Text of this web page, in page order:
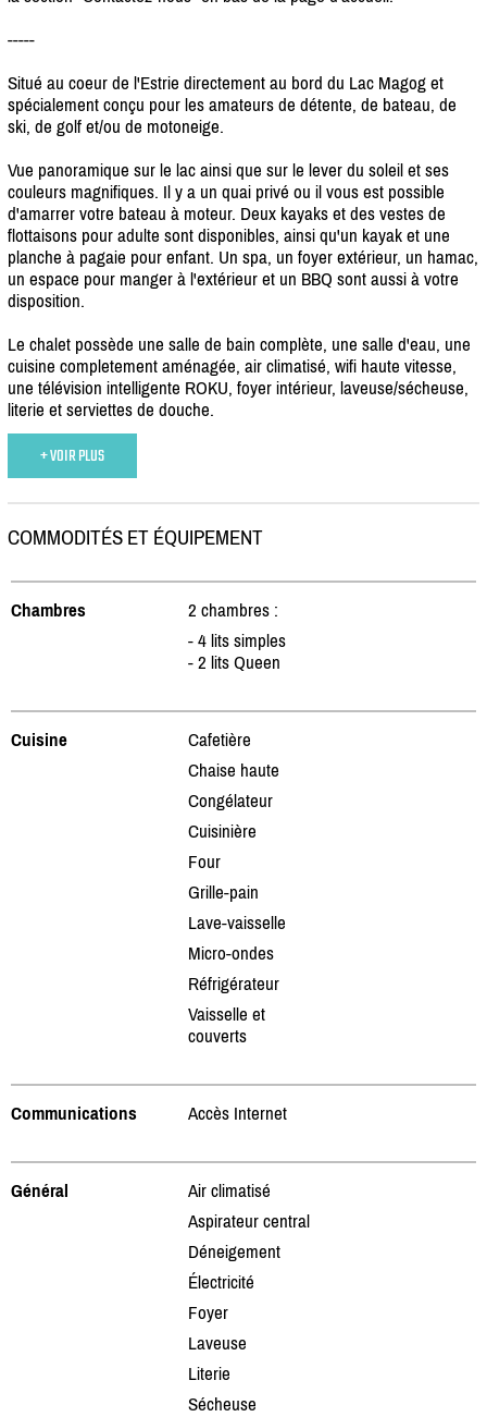
-----
Situé au coeur de l'Estrie directement au bord du Lac Magog et
spécialement conçu pour les amateurs de détente, de bateau, de
ski, de golf et/ou de motoneige.
Vue panoramique sur le lac ainsi que sur le lever du soleil et ses
couleurs magnifiques. Il y a un quai privé ou il vous est possible
d'amarrer votre bateau à moteur. Deux kayaks et des vestes de
flottaisons pour adulte sont disponibles, ainsi qu'un kayak et une
planche à pagaie pour enfant. Un spa, un foyer extérieur, un hamac,
un espace pour manger à l'extérieur et un BBQ sont aussi à votre
disposition.
Le chalet possède une salle de bain complète, une salle d'eau, une
cuisine completement aménagée, air climatisé, wifi haute vitesse,
une télévision intelligente ROKU, foyer intérieur, laveuse/sécheuse,
literie et serviettes de douche.
+ VOIR PLUS
COMMODITÉS ET ÉQUIPEMENT
Chambres
2 chambres :
- 4 lits simples
- 2 lits Queen
Cuisine
Cafetière
Chaise haute
Congélateur
Cuisinière
Four
Grille-pain
Lave-vaisselle
Micro-ondes
Réfrigérateur
Vaisselle et
couverts
Communications Accès Internet
Général
Air climatisé
Aspirateur central
Déneigement
Électricité
Foyer
Laveuse
Literie
Sécheuse